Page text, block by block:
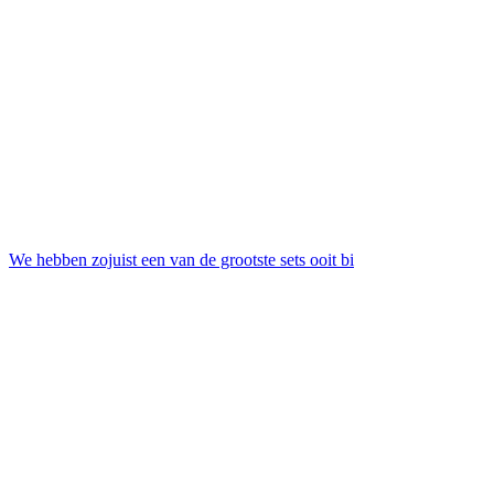
We hebben zojuist een van de grootste sets ooit bi